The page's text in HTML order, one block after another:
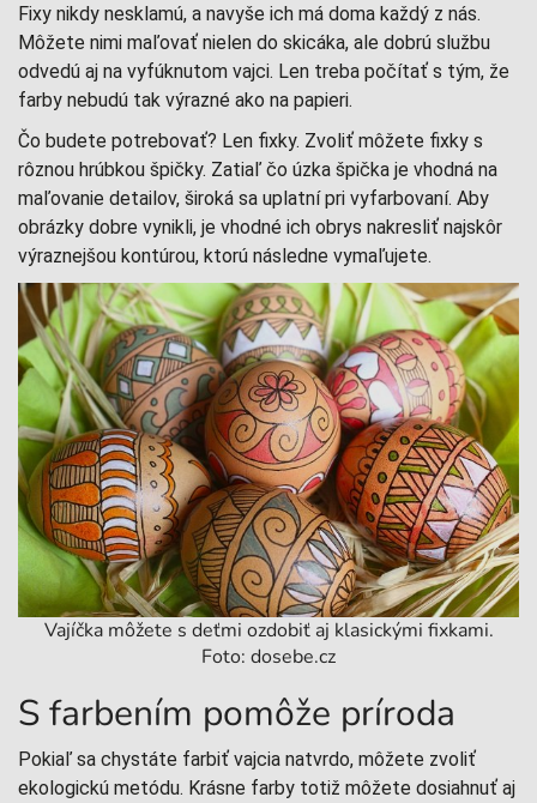
Fixy nikdy nesklamú, a navyše ich má doma každý z nás.
Môžete nimi maľovať nielen do skicáka, ale dobrú službu
odvedú aj na vyfúknutom vajci. Len treba počítať s tým, že
farby nebudú tak výrazné ako na papieri.
Čo budete potrebovať? Len fixky. Zvoliť môžete fixky s
rôznou hrúbkou špičky. Zatiaľ čo úzka špička je vhodná na
maľovanie detailov, široká sa uplatní pri vyfarbovaní. Aby
obrázky dobre vynikli, je vhodné ich obrys nakresliť najskôr
výraznejšou kontúrou, ktorú následne vymaľujete.
Vajíčka môžete s deťmi ozdobiť aj klasickými fixkami.
Foto: dosebe.cz
S farbením pomôže príroda
Pokiaľ sa chystáte farbiť vajcia natvrdo, môžete zvoliť
ekologickú metódu. Krásne farby totiž môžete dosiahnuť aj